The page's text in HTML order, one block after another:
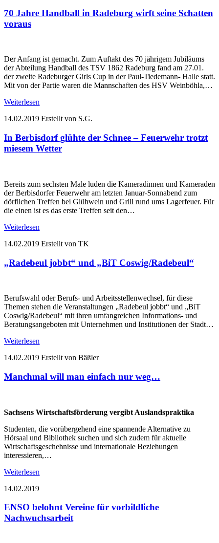
70 Jahre Handball in Radeburg wirft seine Schatten
voraus
Der Anfang ist gemacht. Zum Auftakt des 70 jährigem Jubiläums
der Abteilung Handball des TSV 1862 Radeburg fand am 27.01.
der zweite Radeburger Girls Cup in der Paul-Tiedemann- Halle statt.
Mit von der Partie waren die Mannschaften des HSV Weinböhla,…
Weiterlesen
14.02.2019 Erstellt von S.G.
In Berbisdorf glühte der Schnee – Feuerwehr trotzt
miesem Wetter
Bereits zum sechsten Male luden die Kameradinnen und Kameraden
der Berbisdorfer Feuerwehr am letzten Januar-Sonnabend zum
dörflichen Treffen bei Glühwein und Grill rund ums Lagerfeuer. Für
die einen ist es das erste Treffen seit den…
Weiterlesen
14.02.2019 Erstellt von TK
„Radebeul jobbt“ und „BiT Coswig/Radebeul“
Berufswahl oder Berufs- und Arbeitsstellenwechsel, für diese
Themen stehen die Veranstaltungen „Radebeul jobbt“ und „BiT
Coswig/Radebeul“ mit ihren umfangreichen Informations- und
Beratungsangeboten mit Unternehmen und Institutionen der Stadt…
Weiterlesen
14.02.2019 Erstellt von Bäßler
Manchmal will man einfach nur weg…
Sachsens Wirtschaftsförderung vergibt Auslandspraktika
Studenten, die vorübergehend eine spannende Alternative zu
Hörsaal und Bibliothek suchen und sich zudem für aktuelle
Wirtschaftsgeschehnisse und internationale Beziehungen
interessieren,…
Weiterlesen
14.02.2019
ENSO belohnt Vereine für vorbildliche
Nachwuchsarbeit